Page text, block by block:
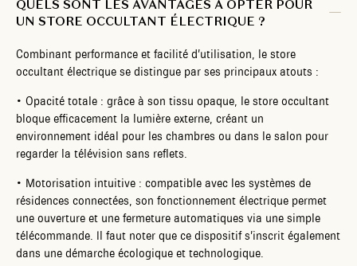
QUELS SONT LES AVANTAGES À OPTER POUR
UN STORE OCCULTANT ÉLECTRIQUE ?
Combinant performance et facilité d’utilisation, le store
occultant électrique se distingue par ses principaux atouts :
• Opacité totale : grâce à son tissu opaque, le store occultant
bloque efficacement la lumière externe, créant un
environnement idéal pour les chambres ou dans le salon pour
regarder la télévision sans reflets.
• Motorisation intuitive : compatible avec les systèmes de
résidences connectées, son fonctionnement électrique permet
une ouverture et une fermeture automatiques via une simple
télécommande. Il faut noter que ce dispositif s’inscrit également
dans une démarche écologique et technologique.